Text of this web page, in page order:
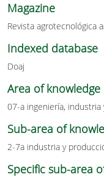
Magazine
Revista agrotecnológica
Indexed database
Doaj
Area of knowledge
07-a ingeniería,
Sub-area of
2-7a industria y
Specific sub-area